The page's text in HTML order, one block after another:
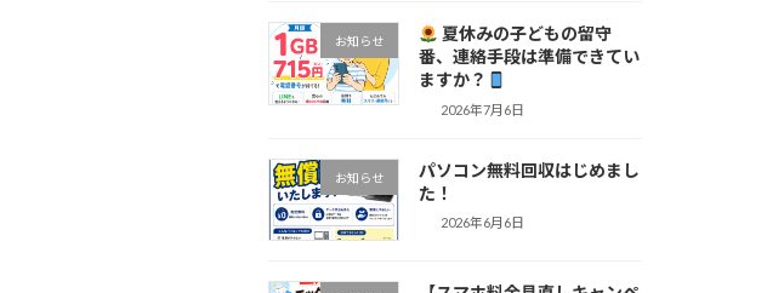
お知らせ
夏休みの子どもの留守
番、連絡手段は準備できてい
ますか？
2026年7月6日
お知らせ
パソコン無料回収はじめまし
た！
2026年6月6日